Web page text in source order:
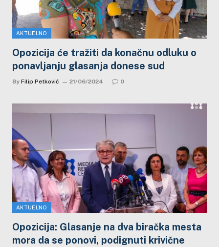
AKTUELNO
Opozicija će tražiti da konačnu odluku o
ponavljanju glasanja donese sud
By Filip Petković 21/06/2024 0
AKTUELNO
Opozicija: Glasanje na dva biračka mesta
mora da se ponovi, podignuti krivične